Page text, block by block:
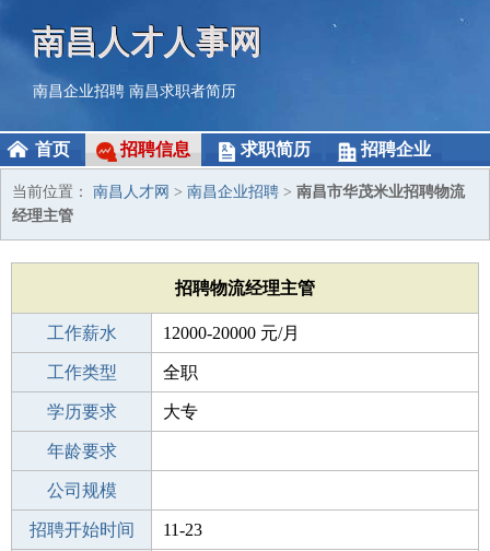
南昌人才人事网
南昌企业招聘 南昌求职者简历
首页 招聘信息 求职简历 招聘企业
当前位置： 南昌人才网 > 南昌企业招聘 > 南昌市华茂米业招聘物流
经理主管
招聘物流经理主管
工作薪水 12000-20000 元/月
招聘人数 1人
工作类型 全职
性别要求 -
学历要求 大专
工作经验
年龄要求
工作地点
公司规模
公司电话
招聘开始时间 11-23